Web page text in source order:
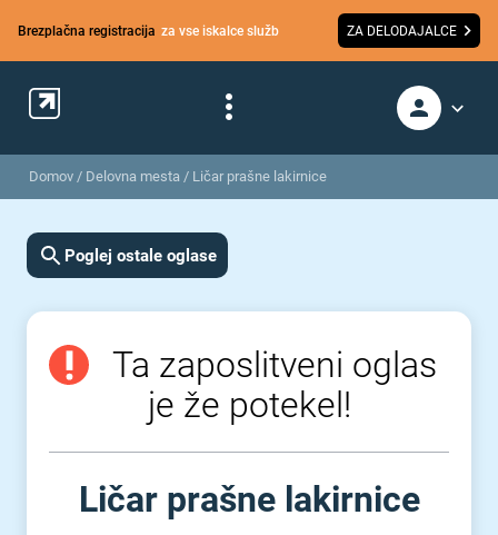
Brezplačna registracija za vse iskalce služb ZA DELODAJALCE
Domov / Delovna mesta / Ličar prašne lakirnice
Poglej ostale oglase
Ta zaposlitveni oglas
je že potekel!
Ličar prašne lakirnice